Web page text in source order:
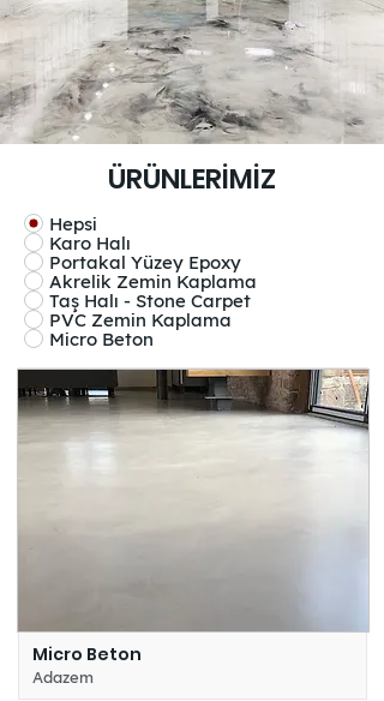
ÜRÜNLERİMİZ
Hepsi
Karo Halı
Portakal Yüzey Epoxy
Akrelik Zemin Kaplama
Taş Halı - Stone Carpet
PVC Zemin Kaplama
Micro Beton
Micro Beton
Adazem